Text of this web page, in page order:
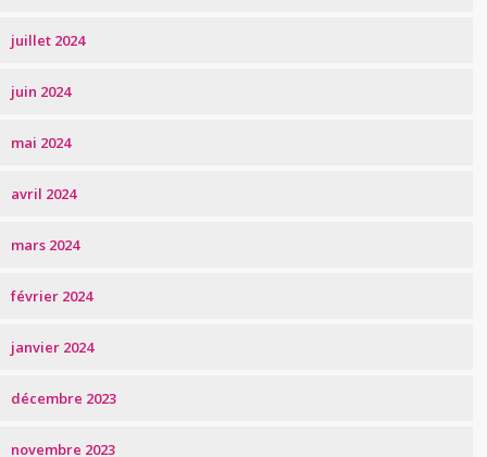
juillet 2024
juin 2024
mai 2024
avril 2024
mars 2024
février 2024
janvier 2024
décembre 2023
novembre 2023